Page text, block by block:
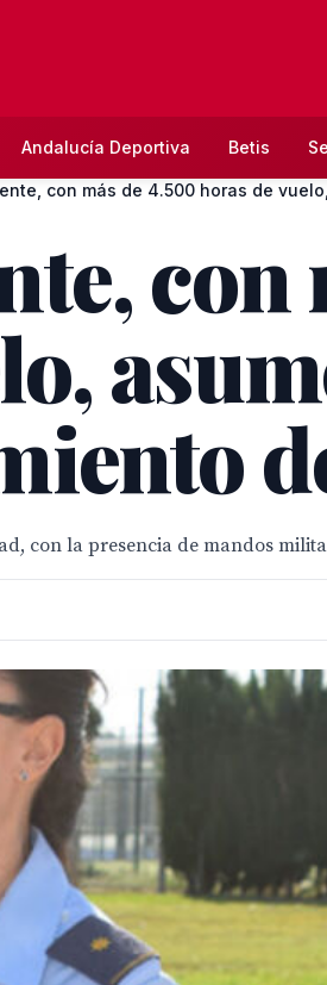
Andalucía Deportiva Betis
con más de 4.500 horas de
con
con la presencia de mandos